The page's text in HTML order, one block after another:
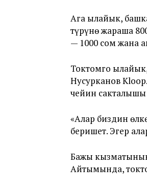
Ага ылайык,
түрүнө жараша
— 1000 сом жана
Токтомго
Нусурканов
чейин
«Алар биздин
беришет. Эгер
Бажы
Айтымында,